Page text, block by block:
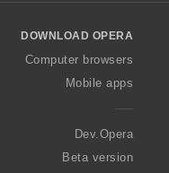
w
O
a
DOWNLOAD OPERA
Computer browsers
Mobile apps
Dev.Opera
Beta version